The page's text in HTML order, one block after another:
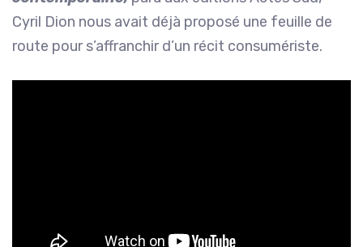
Cyril Dion nous avait déjà proposé une feuille de
route pour s’affranchir d’un récit consumériste.